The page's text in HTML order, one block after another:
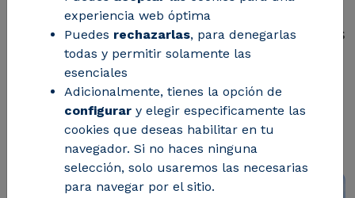
su programa CIRCE Academy, que
permite a recién graduados de carreras
STEM formarse dentro de un equipo
técnico, mientras adquieren nuevas
competencias con un posgrado en
Dirección de Empresas
experiencia web óptima
Puedes rechazarlas, para denegarlas
todas y permitir solamente las
esenciales
Adicionalmente, tienes la opción de
configurar y elegir especificamente las
cookies que deseas habilitar en tu
navegador. Si no haces ninguna
selección, solo usaremos las necesarias
para navegar por el sitio.